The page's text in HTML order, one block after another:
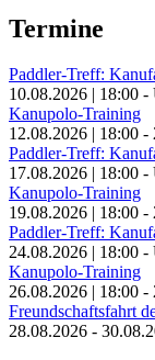
Termine
Paddler-Treff:
10.08.2026
18:00 -
Kanupolo-Training
12.08.2026
18:00 -
Paddler-Treff:
17.08.2026
18:00 -
Kanupolo-Training
19.08.2026
18:00 -
Paddler-Treff:
24.08.2026
18:00 -
Kanupolo-Training
26.08.2026
18:00 -
Freundschaftsfahrt
28.08.2026 -